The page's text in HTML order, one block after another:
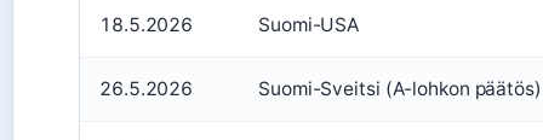
18.5.2026 Suomi-USA
26.5.2026 Suomi-Sveitsi (A-lohkon päätös)